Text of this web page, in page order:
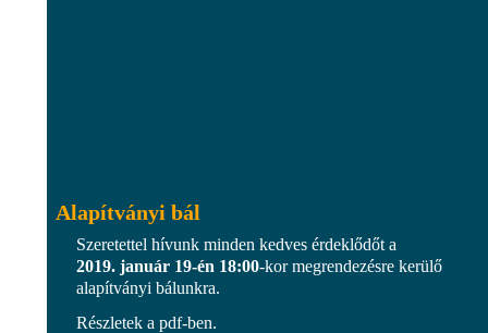
Alapítványi bál
Szeretettel hívunk minden kedves érdeklődőt a
2019. január 19-én 18:00-kor megrendezésre kerülő
alapítványi bálunkra.
Részletek a pdf-ben.